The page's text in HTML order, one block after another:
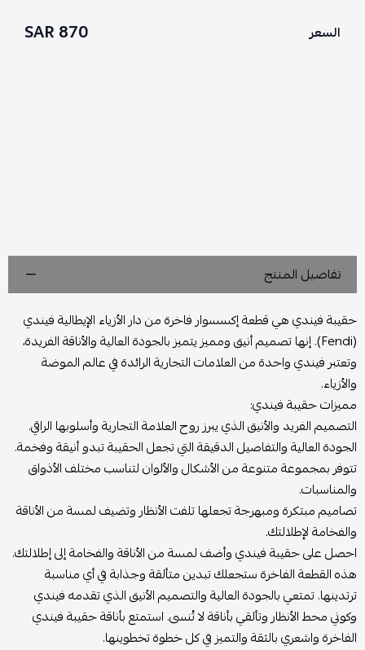
السعر 870 SAR
تفاصيل المنتج
حقيبة فيندي هي قطعة إكسسوار فاخرة من دار الأزياء الإيطالية فيندي
(Fendi). إنها تصميم أنيق ومميز يتميز بالجودة العالية والأناقة الفريدة،
وتعتبر فيندي واحدة من العلامات التجارية الرائدة في عالم الموضة
والأزياء.
مميزات حقيبة فيندي:
التصميم الفريد والأنيق الذي يبرز روح العلامة التجارية وأسلوبها الراقي.
الجودة العالية والتفاصيل الدقيقة التي تجعل الحقيبة تبدو أنيقة وفخمة.
تتوفر بمجموعة متنوعة من الأشكال والألوان لتناسب مختلف الأذواق
والمناسبات.
تصاميم مبتكرة ومبهرجة تجعلها تلفت الأنظار وتضيف لمسة من الأناقة
والفخامة لإطلالتك.
احصل على حقيبة فيندي وأضف لمسة من الأناقة والفخامة إلى إطلالتك.
هذه القطعة الفاخرة ستجعلك تبدين متألقة وجذابة في أي مناسبة
ترتدينها. تمتعي بالجودة العالية والتصميم الأنيق الذي تقدمه فيندي
وكوني محط الأنظار وتألقي بأناقة لا تُنسى. استمتع بأناقة حقيبة فيندي
الفاخرة واشعري بالثقة والتميز في كل خطوة تخطوينها.